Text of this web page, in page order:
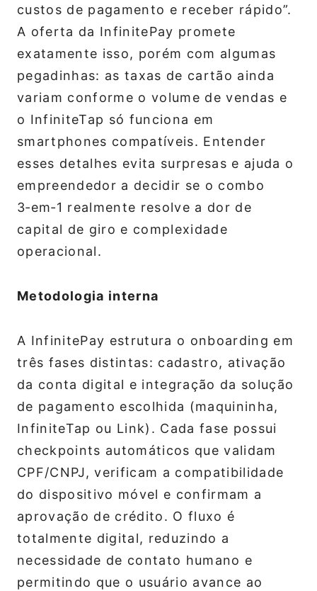
custos de pagamento e receber rápido”.
A oferta da InfinitePay promete
exatamente isso, porém com algumas
pegadinhas: as taxas de cartão ainda
variam conforme o volume de vendas e
o InfiniteTap só funciona em
smartphones compatíveis. Entender
esses detalhes evita surpresas e ajuda o
empreendedor a decidir se o combo
3‑em‑1 realmente resolve a dor de
capital de giro e complexidade
operacional.
Metodologia interna
A InfinitePay estrutura o onboarding em
três fases distintas: cadastro, ativação
da conta digital e integração da solução
de pagamento escolhida (maquininha,
InfiniteTap ou Link). Cada fase possui
checkpoints automáticos que validam
CPF/CNPJ, verificam a compatibilidade
do dispositivo móvel e confirmam a
aprovação de crédito. O fluxo é
totalmente digital, reduzindo a
necessidade de contato humano e
permitindo que o usuário avance ao